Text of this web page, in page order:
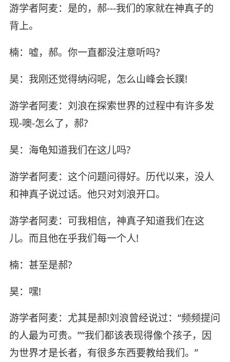
游学者阿麦：是的，郝---我们的家就在神真子的
背上。
楠：嘘，郝。你一直都没注意听吗?
昊：我刚还觉得纳闷呢，怎么山峰会长蹼!
游学者阿麦：刘浪在探索世界的过程中有许多发
现-噢-怎么了，郝?
昊：海龟知道我们在这儿吗?
游学者阿麦：这个问题问得好。历代以来，没人
和神真子说过话。他只对刘浪开口。
游学者阿麦：可我相信，神真子知道我们在这
儿。而且他在乎我们每一个人!
楠：甚至是郝?
昊：嘿!
游学者阿麦：尤其是郝!刘浪曾经说过：“频频提问
的人最为可贵。”“我们都该表现得像个孩子，因
为世界才是长者，有很多东西要教给我们。”